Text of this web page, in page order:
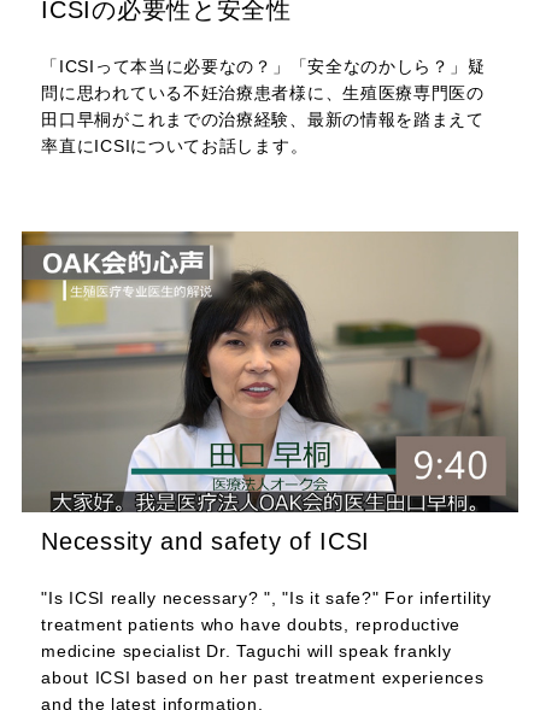
ICSIの必要性と安全性
「ICSIって本当に必要なの？」「安全なのかしら？」疑
問に思われている不妊治療患者様に、生殖医療専門医の
田口早桐がこれまでの治療経験、最新の情報を踏まえて
率直にICSIについてお話します。
Necessity and safety of ICSI
"Is ICSI really necessary? ", "Is it safe?" For infertility
treatment patients who have doubts, reproductive
medicine specialist Dr. Taguchi will speak frankly
about ICSI based on her past treatment experiences
and the latest information.